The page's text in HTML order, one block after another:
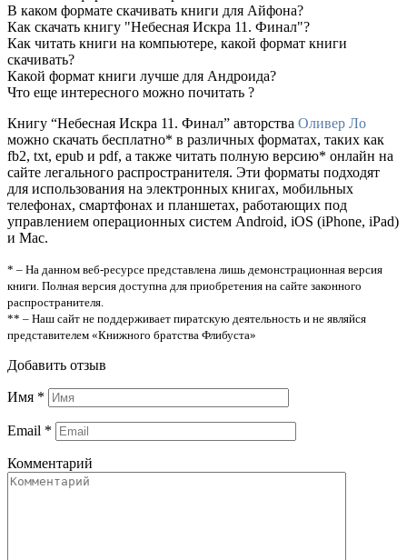
В каком формате скачивать книги для Айфона?
Как скачать книгу "Небесная Искра 11. Финал"?
Как читать книги на компьютере, какой формат книги
скачивать?
Какой формат книги лучше для Андроида?
Что еще интересного можно почитать ?
Книгу “Небесная Искра 11. Финал” авторства Оливер Ло
можно скачать бесплатно* в различных форматах, таких как
fb2, txt, epub и pdf, а также читать полную версию* онлайн на
сайте легального распространителя. Эти форматы подходят
для использования на электронных книгах, мобильных
телефонах, смартфонах и планшетах, работающих под
управлением операционных систем Android, iOS (iPhone, iPad)
и Mac.
* – На данном веб-ресурсе представлена лишь демонстрационная версия
книги. Полная версия доступна для приобретения на сайте законного
распространителя.
** – Наш сайт не поддерживает пиратскую деятельность и не являйся
представителем «Книжного братства Флибуста»
Добавить отзыв
Имя *
Email *
Комментарий